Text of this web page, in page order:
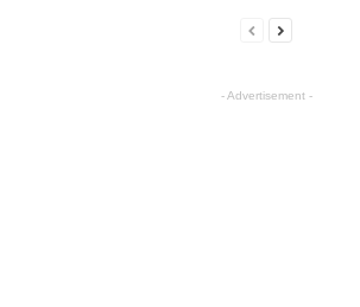
- Advertisement -